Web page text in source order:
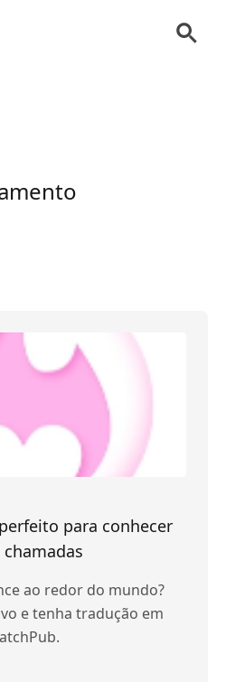
para conhecer
ao redor do mundo?
e tenha tradução em